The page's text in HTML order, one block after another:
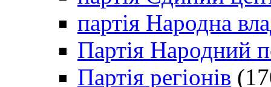
партія Народна
Партія Народний
Партія регіонів